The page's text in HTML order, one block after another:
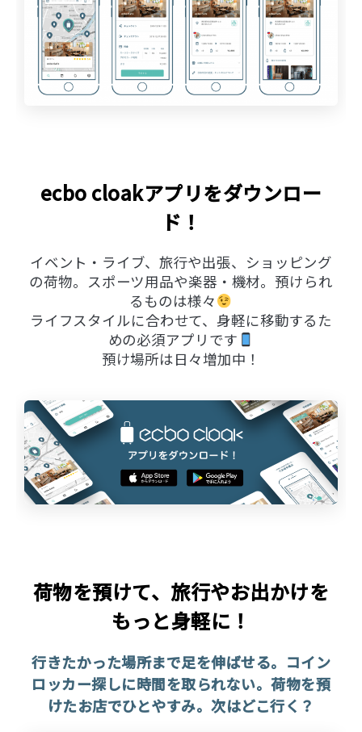
ecbo cloakアプリをダウンロー
ド！
イベント・ライブ、旅行や出張、ショッピング
の荷物。スポーツ用品や楽器・機材。預けられ
るものは様々
ライフスタイルに合わせて、身軽に移動するた
めの必須アプリです
預け場所は日々増加中！
荷物を預けて、旅行やお出かけを
もっと身軽に！
行きたかった場所まで足を伸ばせる。コイン
ロッカー探しに時間を取られない。荷物を預
けたお店でひとやすみ。次はどこ行く？